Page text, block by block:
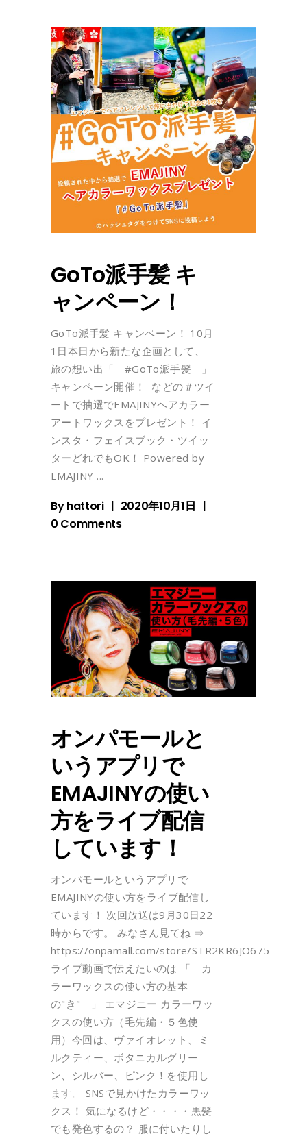
GoTo派手髪 キ
ャンペーン！
GoTo派手髪 キャンペーン！ 10月
1日本日から新たな企画として、
旅の想い出「 #GoTo派手髪 」
キャンペーン開催！ などの＃ツイ
ートで抽選でEMAJINYヘアカラー
アートワックスをプレゼント！ イ
ンスタ・フェイスブック・ツイッ
ターどれでもOK！ Powered by
EMAJINY
Byhattori
2020年10月1日
0 Comments
オンパモールと
いうアプリで
EMAJINYの使い
方をライブ配信
しています！
オンパモールというアプリで
EMAJINYの使い方をライブ配信し
ています！ 次回放送は9月30日22
時からです。 みなさん見てね ⇒
https://onpamall.com/store/STR2KR6JO675
ライブ動画で伝えたいのは 「 カ
ラーワックスの使い方の基本
の"き" 」 エマジニー カラーワッ
クスの使い方（毛先編・５色使
用）今回は、ヴァイオレット、ミ
ルクティー、ボタニカルグリー
ン、シルバー、ピンク！を使用し
ます。 SNSで見かけたカラーワッ
クス！ 気になるけど・・・・黒髪
でも発色するの？ 服に付いたりし